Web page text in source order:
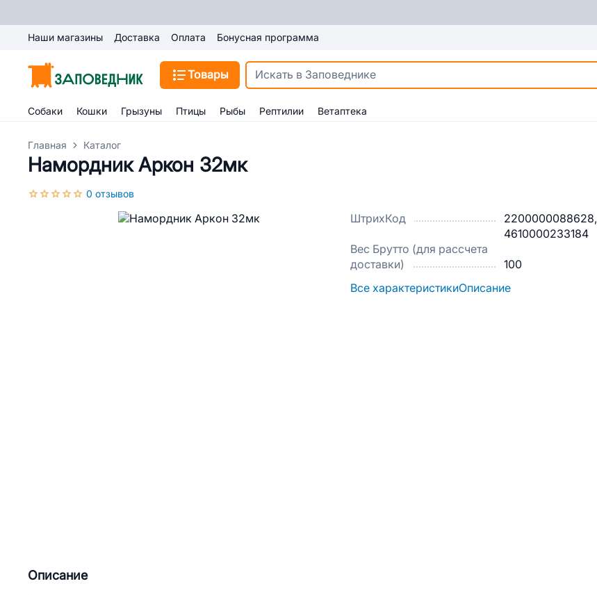
Наши магазины Доставка Оплата Бонусная программа
Товары
Собаки Кошки Грызуны Птицы Рыбы Рептилии Ветаптека
Главная Каталог
Намордник Аркон 32мк
0 отзывов
ШтрихКод
2200000088628,
4610000233184
Вес Брутто (для рассчета
доставки)
100
Все характеристикиОписание
Описание